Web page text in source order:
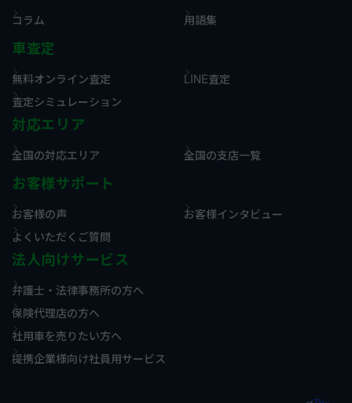
コラム 用語集
車査定
無料オンライン査定
LINE査定
査定シミュレーション
対応エリア
全国の対応エリア 全国の支店一覧
お客様サポート
お客様の声
お客様インタビュー
よくいただくご質問
法人向けサービス
弁護士・法律事務所の方へ
保険代理店の方へ
社用車を売りたい方へ
提携企業様向け社員用サービス